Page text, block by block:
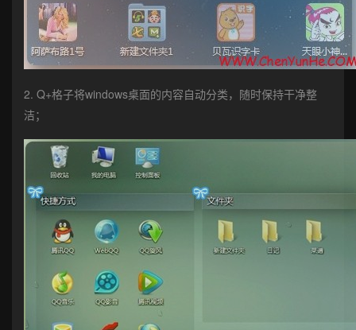
2. Q+格子将windows桌面的内容自动分类，随时保持干净整
洁；